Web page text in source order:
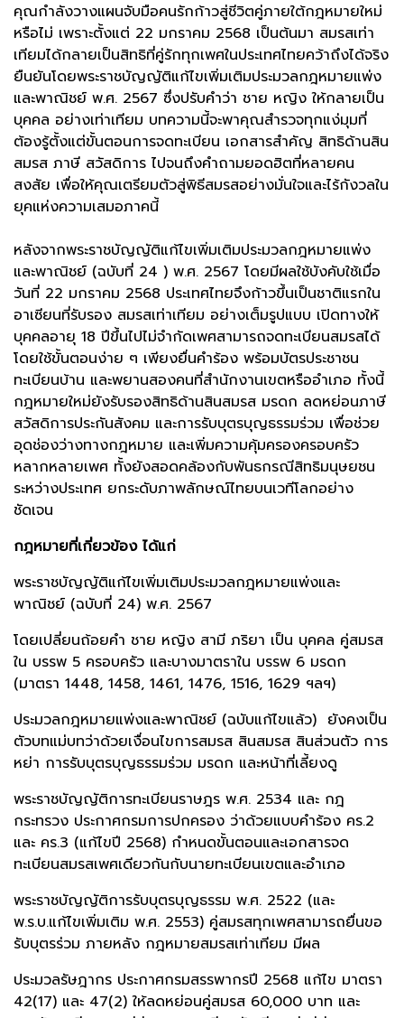
คุณกำลังวางแผนจับมือคนรักก้าวสู่ชีวิตคู่ภายใต้กฎหมายใหม่
หรือไม่ เพราะตั้งแต่ 22 มกราคม 2568 เป็นต้นมา สมรสเท่า
เทียมได้กลายเป็นสิทธิที่คู่รักทุกเพศในประเทศไทยคว้าถึงได้จริง
ยืนยันโดยพระราชบัญญัติแก้ไขเพิ่มเติมประมวลกฎหมายแพ่ง
และพาณิชย์ พ.ศ. 2567 ซึ่งปรับคำว่า ชาย หญิง ให้กลายเป็น
บุคคล อย่างเท่าเทียม บทความนี้จะพาคุณสำรวจทุกแง่มุมที่
ต้องรู้ตั้งแต่ขั้นตอนการจดทะเบียน เอกสารสำคัญ สิทธิด้านสิน
สมรส ภาษี สวัสดิการ ไปจนถึงคำถามยอดฮิตที่หลายคน
สงสัย เพื่อให้คุณเตรียมตัวสู่พิธีสมรสอย่างมั่นใจและไร้กังวลใน
ยุคแห่งความเสมอภาคนี้
หลังจากพระราชบัญญัติแก้ไขเพิ่มเติมประมวลกฎหมายแพ่ง
และพาณิชย์ (ฉบับที่ 24 ) พ.ศ. 2567 โดยมีผลใช้บังคับใช้เมื่อ
วันที่ 22 มกราคม 2568 ประเทศไทยจึงก้าวขึ้นเป็นชาติแรกใน
อาเซียนที่รับรอง สมรสเท่าเทียม อย่างเต็มรูปแบบ เปิดทางให้
บุคคลอายุ 18 ปีขึ้นไปไม่จำกัดเพศสามารถจดทะเบียนสมรสได้
โดยใช้ขั้นตอนง่าย ๆ เพียงยื่นคำร้อง พร้อมบัตรประชาชน
ทะเบียนบ้าน และพยานสองคนที่สำนักงานเขตหรืออำเภอ ทั้งนี้
กฎหมายใหม่ยังรับรองสิทธิด้านสินสมรส มรดก ลดหย่อนภาษี
สวัสดิการประกันสังคม และการรับบุตรบุญธรรมร่วม เพื่อช่วย
อุดช่องว่างทางกฎหมาย และเพิ่มความคุ้มครองครอบครัว
หลากหลายเพศ ทั้งยังสอดคล้องกับพันธกรณีสิทธิมนุษยชน
ระหว่างประเทศ ยกระดับภาพลักษณ์ไทยบนเวทีโลกอย่าง
ชัดเจน
กฎหมายที่เกี่ยวข้อง ได้แก่
พระราชบัญญัติแก้ไขเพิ่มเติมประมวลกฎหมายแพ่งและ
พาณิชย์ (ฉบับที่ 24) พ.ศ. 2567
โดยเปลี่ยนถ้อยคำ ชาย หญิง สามี ภริยา เป็น บุคคล คู่สมรส
ใน บรรพ 5 ครอบครัว และบางมาตราใน บรรพ 6 มรดก
(มาตรา 1448, 1458, 1461, 1476, 1516, 1629 ฯลฯ)
ประมวลกฎหมายแพ่งและพาณิชย์ (ฉบับแก้ไขแล้ว) ยังคงเป็น
ตัวบทแม่บทว่าด้วยเงื่อนไขการสมรส สินสมรส สินส่วนตัว การ
หย่า การรับบุตรบุญธรรมร่วม มรดก และหน้าที่เลี้ยงดู
พระราชบัญญัติการทะเบียนราษฎร พ.ศ. 2534 และ กฎ
กระทรวง ประกาศกรมการปกครอง ว่าด้วยแบบคำร้อง คร.2
และ คร.3 (แก้ไขปี 2568) กำหนดขั้นตอนและเอกสารจด
ทะเบียนสมรสเพศเดียวกันกับนายทะเบียนเขตและอำเภอ
พระราชบัญญัติการรับบุตรบุญธรรม พ.ศ. 2522 (และ
พ.ร.บ.แก้ไขเพิ่มเติม พ.ศ. 2553) คู่สมรสทุกเพศสามารถยื่นขอ
รับบุตรร่วม ภายหลัง กฎหมายสมรสเท่าเทียม มีผล
ประมวลรัษฎากร ประกาศกรมสรรพากรปี 2568 แก้ไข มาตรา
42(17) และ 47(2) ให้ลดหย่อนคู่สมรส 60,000 บาท และ